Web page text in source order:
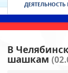
ДЕЯТЕЛЬНОСТЬ
В
шашкам